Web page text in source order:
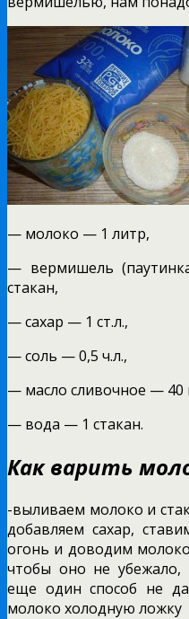
— молоко — 1 литр,
— вермишель
стакан,
— сахар — 1 ст.л.,
— соль — 0,5 ч.л.,
— масло сливочное — 40
— вода — 1 стакан.
Как варить
-выливаем молоко и
добавляем сахар,
огонь и доводим
чтобы оно не убежало,
еще один способ не
молоко холодную ложку